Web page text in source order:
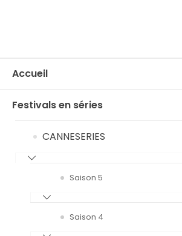
Accueil
Festivals en séries
CANNESERIES
Saison 5
Saison 4